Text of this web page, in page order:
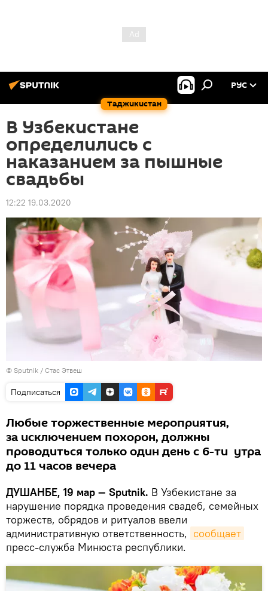
Таджикистан
РУС
В Узбекистане
определились с
наказанием за пышные
свадьбы
12:22 19.03.2020
© Sputnik / Стас Этвеш
Подписаться
Любые торжественные мероприятия,
за исключением похорон, должны
проводиться только один день с 6-ти утра
до 11 часов вечера
ДУШАНБЕ, 19 мар — Sputnik. В Узбекистане за
нарушение порядка проведения свадеб, семейных
торжеств, обрядов и ритуалов ввели
административную ответственность, сообщает
пресс-служба Минюста республики.